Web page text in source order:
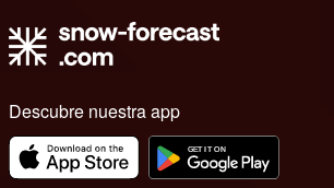
Descubre nuestra app